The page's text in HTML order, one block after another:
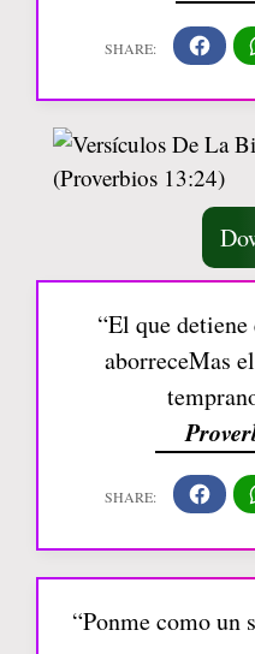
“El que
aborreceMas
“Ponme como un